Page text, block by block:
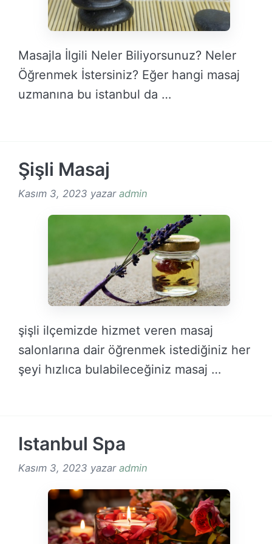
Masajla İlgili Neler Biliyorsunuz? Neler
Öğrenmek İstersiniz? Eğer hangi masaj
uzmanına bu istanbul da …
Şişli Masaj
Kasım 3, 2023 yazar admin
şişli ilçemizde hizmet veren masaj
salonlarına dair öğrenmek istediğiniz her
şeyi hızlıca bulabileceğiniz masaj …
Istanbul Spa
Kasım 3, 2023 yazar admin